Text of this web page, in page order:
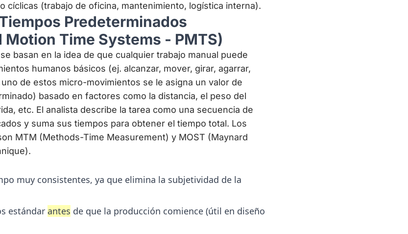
cíclicas (trabajo de oficina, mantenimiento, logística interna).
Predeterminados
Time Systems - PMTS)
basan en la idea de que cualquier trabajo manual puede
humanos básicos (ej. alcanzar, mover, girar, agarrar,
de estos micro-movimientos se le asigna un valor de
basado en factores como la distancia, el peso del
etc. El analista describe la tarea como una secuencia de
y suma sus tiempos para obtener el tiempo total. Los
MTM (Methods-Time Measurement) y MOST (Maynard
muy consistentes, ya que elimina la subjetividad de la
estándar antes de que la producción comience (útil en diseño